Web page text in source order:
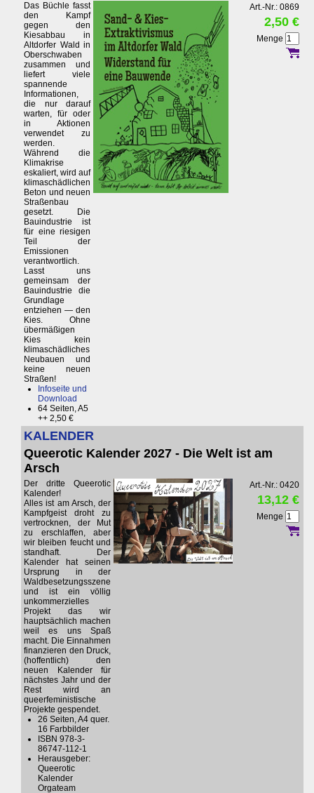
Das Büchle fasst
den Kampf
gegen den
Kiesabbau in
Altdorfer Wald in
Oberschwaben
zusammen und
liefert viele
spannende
Informationen,
die nur darauf
warten, für oder
in Aktionen
verwendet zu
werden.
Während die
Klimakrise
eskaliert, wird auf
klimaschädlichen
Beton und neuen
Straßenbau
gesetzt. Die
Bauindustrie ist
für eine riesigen
Teil der
Emissionen
verantwortlich.
Lasst uns
gemeinsam der
Bauindustrie die
Grundlage
entziehen — den
Kies. Ohne
übermäßigen
Kies kein
klimaschädliches
Neubauen und
keine neuen
Straßen!
Infoseite und
Download
64 Seiten, A5
++ 2,50 €
Art.-Nr.: 0869
2,50 €
Menge
KALENDER
Queerotic Kalender 2027 - Die Welt ist am
Arsch
Der dritte Queerotic
Kalender!
Alles ist am Arsch, der
Kampfgeist droht zu
vertrocknen, der Mut
zu erschlaffen, aber
wir bleiben feucht und
standhaft. Der
Kalender hat seinen
Ursprung in der
Waldbesetzungsszene
und ist ein völlig
unkommerzielles
Projekt das wir
hauptsächlich machen
weil es uns Spaß
macht. Die Einnahmen
finanzieren den Druck,
(hoffentlich) den
neuen Kalender für
nächstes Jahr und der
Rest wird an
queerfeministische
Projekte gespendet.
26 Seiten, A4 quer.
16 Farbbilder
ISBN 978-3-
86747-112-1
Herausgeber:
Queerotic
Kalender
Orgateam
Art.-Nr.: 0420
13,12 €
Menge